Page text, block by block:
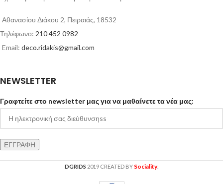
Αθανασίου Διάκου 2, Πειραιάς, 18532
Τηλέφωνο: 210 452 0982
Email: deco.ridakis@gmail.com
NEWSLETTER
Γραφτείτε στο newsletter μας για να μαθαίνετε τα νέα μας:
DGRIDS 2019 CREATED BY Sociality.